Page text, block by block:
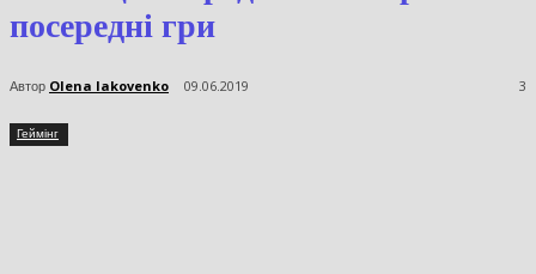
посередні гри
Автор Olena Iakovenko 09.06.2019 3
Геймінг